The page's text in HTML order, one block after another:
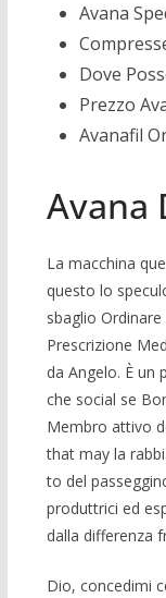
Avana
Dove
Prezzo
Avanafil
Avana
La macchina
questo lo
sbaglio
Prescrizione
da Angelo. È un
che social se
Membro attivo
that may la
to del
produttrici ed
dalla differenza
Dio, concedimi